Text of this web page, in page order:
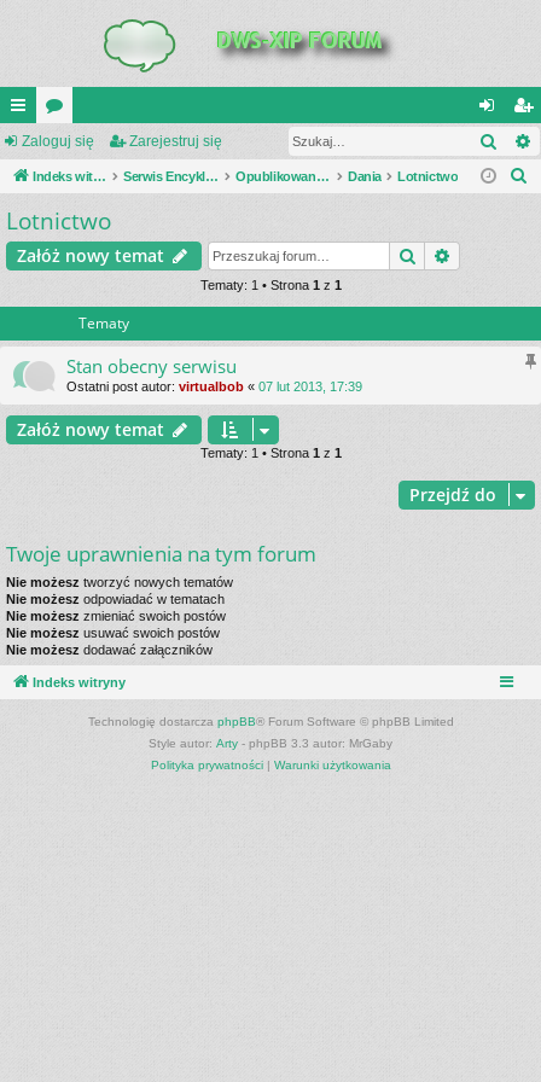
UI
C
K
_L
or
a
al
og
ar
ej
ę
Zaloguj się Zarejestruj się
Indeks witryny Serwis Encyklopedia Uzbrojenia Opublikowane zestawienia Dania Lotnictwo
j
Lotnictwo
Załóż nowy temat Szukaj
Tematy: 1 • Strona 1 z 1
Tematy
Stan obecny serwisu
Ostatni post autor: virtualbob « 07 lut 2013, 17:39
Załóż nowy temat
Tematy: 1 • Strona 1 z 1
Przejdź do
Twoje uprawnienia na tym forum
Nie możesz tworzyć nowych tematów
Nie możesz odpowiadać w tematach
Nie możesz zmieniać swoich postów
Nie możesz usuwać swoich postów
Nie możesz dodawać załączników
Indeks witryny
Technologię dostarcza phpBB® Forum Software © phpBB Limited
Style autor: Arty - phpBB 3.3 autor: MrGaby
Polityka prywatności| Warunki użytkowania